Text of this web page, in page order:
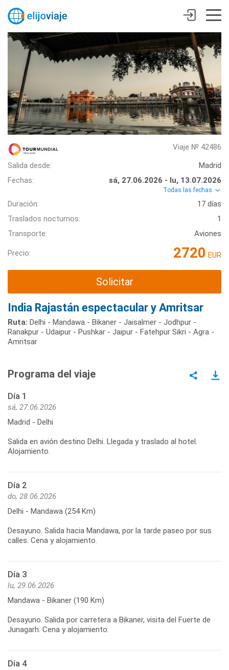
Viaje № 42486
Salida desde:
Madrid
Fechas:
sá, 27.06.2026 - lu, 13.07.2026
Todas las fechas
Duración:
17 días
Traslados nocturnos:
1
Transporte:
Aviones
Precio: 2720 EUR
Solicitar
India Rajastán espectacular y Amritsar
Ruta: Delhi - Mandawa - Bikaner - Jaisalmer - Jodhpur -
Ranakpur - Udaipur - Pushkar - Jaipur - Fatehpur Sikri - Agra -
Amritsar
Programa del viaje
Día 1
sá, 27.06.2026
Madrid - Delhi
Salida en avión destino Delhi. Llegada y traslado al hotel.
Alojamiento.
Día 2
do, 28.06.2026
Delhi - Mandawa (254 Km)
Desayuno. Salida hacia Mandawa, por la tarde paseo por sus
calles. Cena y alojamiento.
Día 3
lu, 29.06.2026
Mandawa - Bikaner (190 Km)
Desayuno. Salida por carretera a Bikaner, visita del Fuerte de
Junagarh. Cena y alojamiento.
Día 4